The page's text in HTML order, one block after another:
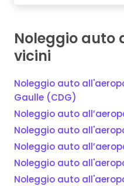
Noleggio auto
vicini
Noleggio auto
Gaulle (CDG)
Noleggio auto
Noleggio auto
Noleggio auto
Noleggio auto
Noleggio auto